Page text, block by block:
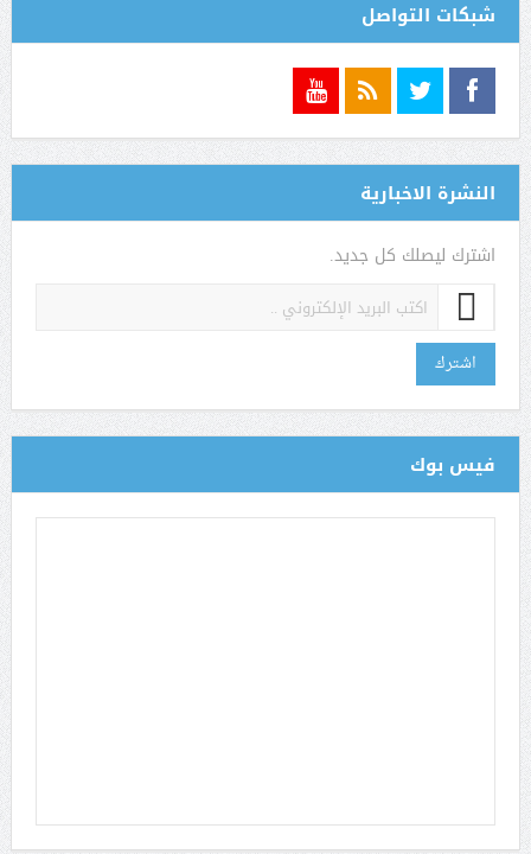
شبكات التواصل
النشرة الاخبارية
اشترك ليصلك كل جديد.
اشترك
فيس بوك